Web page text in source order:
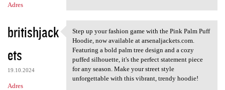
Adres
britishjack
ets
19.10.2024
Adres
Step up your fashion game
Step up your fashion game with the Pink Palm Puff
Hoodie, now available at arsenaljackets.com.
Featuring a bold palm tree design and a cozy
puffed silhouette, it's the perfect statement piece
for any season. Make your street style
unforgettable with this vibrant, trendy hoodie!